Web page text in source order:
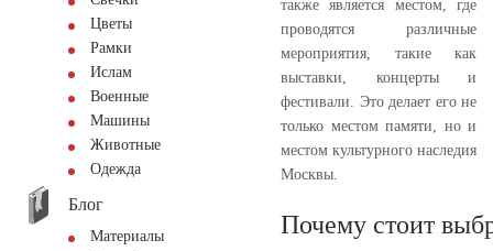
Цветы
Рамки
Ислам
Военные
Машины
Животные
Одежда
Блог
Материалы
также является местом, где
проводятся различные
мероприятия, такие как
выставки, концерты и
фестивали. Это делает его не
только местом памяти, но и
местом культурного наследия
Москвы.
Почему стоит